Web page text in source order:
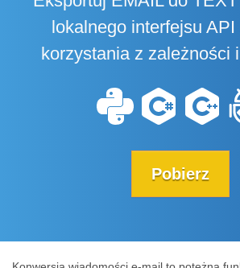
lokalnego interfejsu API
korzystania z zależności
Pobierz